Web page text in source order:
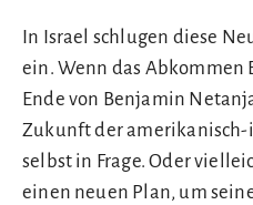
In Israel schlugen diese
ein. Wenn das Abkommen
Ende von Benjamin
Zukunft der
selbst in Frage. Oder
einen neuen Plan, um